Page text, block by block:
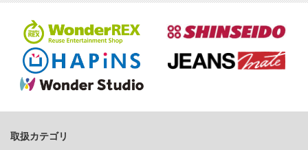
取扱カテゴリ